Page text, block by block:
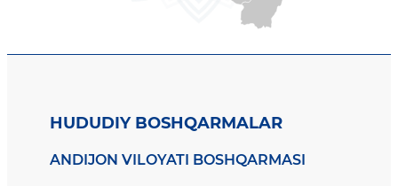
HUDUDIY BOSHQARMALAR
ANDIJON VILOYATI BOSHQARMASI